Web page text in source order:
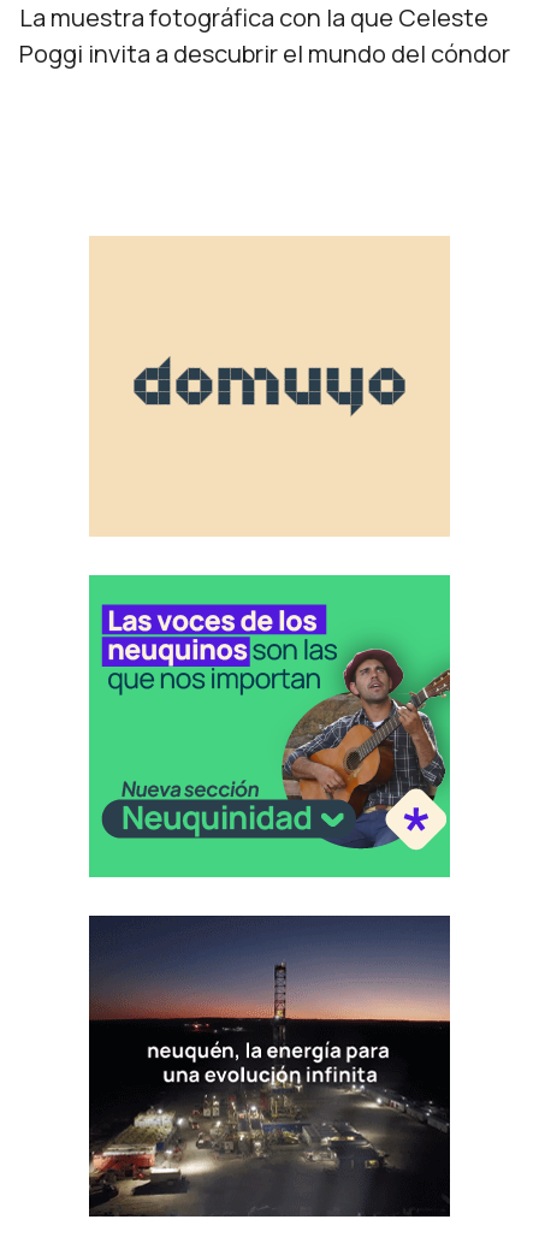
La muestra fotográfica con la que Celeste
Poggi invita a descubrir el mundo del cóndor